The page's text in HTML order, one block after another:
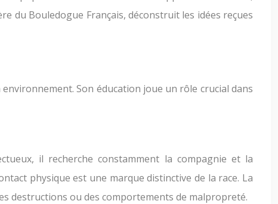
du Bouledogue Français, déconstruit les idées reçues
Son éducation joue un rôle crucial dans
il recherche constamment la compagnie et la
physique est une marque distinctive de la race. La
destructions ou des comportements de malpropreté.